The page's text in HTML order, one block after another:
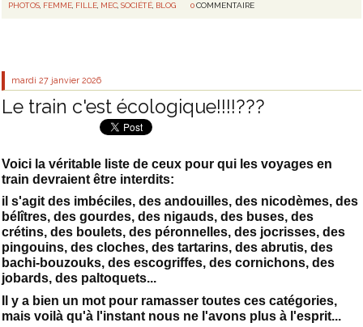
PHOTOS FEMME FILLE MEC ,SOCIÉTÉ BLOG 0 COMMENTAIRE
mardi 27 janvier 2026
Le train c'est écologique!!!!???
Voici la véritable liste de ceux pour qui les voyages en
train devraient être interdits:
il s'agit des imbéciles, des andouilles, des nicodèmes, des
bélîtres, des gourdes, des nigauds, des buses, des
crétins, des boulets, des péronnelles, des jocrisses, des
pingouins, des cloches, des tartarins, des abrutis, des
bachi-bouzouks, des escogriffes, des cornichons, des
jobards, des paltoquets...
Il y a bien un mot pour ramasser toutes ces catégories,
mais voilà qu'à l'instant nous ne l'avons plus à l'esprit...